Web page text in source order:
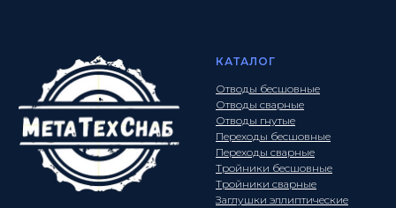
КАТАЛОГ
Отводы бесшовные
Отводы сварные
Отводы гнутые
Переходы бесшовные
Переходы сварные
Тройники бесшовные
Тройники сварные
Заглушки эллиптические